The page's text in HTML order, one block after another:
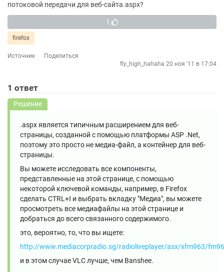
потоковой передачи для веб-сайта.aspx?
1
firefox
Источник
Поделиться
fly_high_hahaha 20 ноя '11 в 17:04
1 ответ
Решение
.aspx является типичным расширением для веб-
страницы, созданной с помощью платформы ASP .Net,
поэтому это просто не медиа-файл, а контейнер для веб-
страницы.
Вы можете исследовать все компоненты,
представленные на этой странице, с помощью
некоторой ключевой команды, например, в Firefox
сделать CTRL+I и выбрать вкладку "Медиа", вы можете
просмотреть все медиафайлы на этой странице и
добраться до всего связанного содержимого.
это, вероятно, то, что вы ищете:
http://www.mediacorpradio.sg/radioliveplayer/asx/xfm963/
и в этом случае VLC лучше, чем Banshee.